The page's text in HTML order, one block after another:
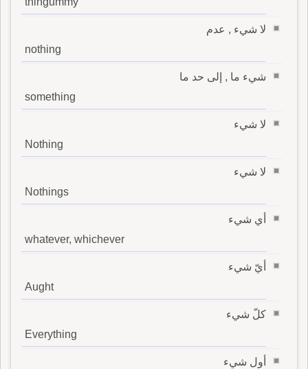
لا شيء , عدم
nothing
شيء ما , إلى حد ما
something
لا شيء
Nothing
لا شيء
Nothings
أي شيء
whatever, whichever
أيّ شيء
Aught
كلّ شيء
Everything
أول شيء